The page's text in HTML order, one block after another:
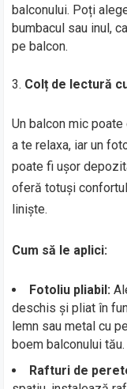
balconului. Poți
bumbacul sau inul,
pe balcon.
Colț de lectură
Un balcon mic
a te relaxa, iar un
poate fi ușor
oferă totuși
liniște.
Cum să le aplici:
Fotoliu pliabil:
deschis și pliat în
lemn sau metal cu
boem balconului tău.
Rafturi de